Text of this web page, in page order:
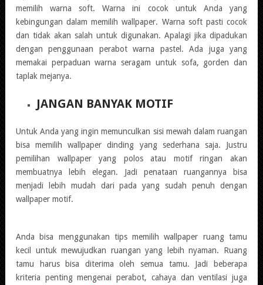
memilih warna soft. Warna ini cocok untuk Anda yang
kebingungan dalam memilih wallpaper. Warna soft pasti cocok
dan tidak akan salah untuk digunakan. Apalagi jika dipadukan
dengan penggunaan perabot warna pastel. Ada juga yang
memakai perpaduan warna seragam untuk sofa, gorden dan
taplak mejanya.
JANGAN BANYAK MOTIF
Untuk Anda yang ingin memunculkan sisi mewah dalam ruangan
bisa memilih wallpaper dinding yang sederhana saja. Justru
pemilihan wallpaper yang polos atau motif ringan akan
membuatnya lebih elegan. Jadi penataan ruangannya bisa
menjadi lebih mudah dari pada yang sudah penuh dengan
wallpaper motif.
Anda bisa menggunakan tips memilih wallpaper ruang tamu
kecil untuk mewujudkan ruangan yang lebih nyaman. Ruang
tamu harus bisa diterima oleh semua tamu. Jadi beberapa
kriteria penting mengenai perabot, cahaya dan ventilasi juga